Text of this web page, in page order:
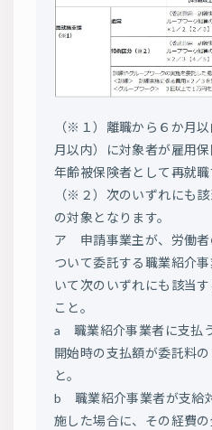
（※１）離職から６か月
月以内）に対象者が雇用
年齢被保険者として再就職
（※２）次のいずれにも
の対象となります。
ア 申請事業主が、労働者
ついて委託する職業紹介
いて次のいずれにも該当
こと。
a 職業紹介事業者に支払
開始時の支払額が委託料
と。
b 職業紹介事業者が支給
施した場合に、その経費